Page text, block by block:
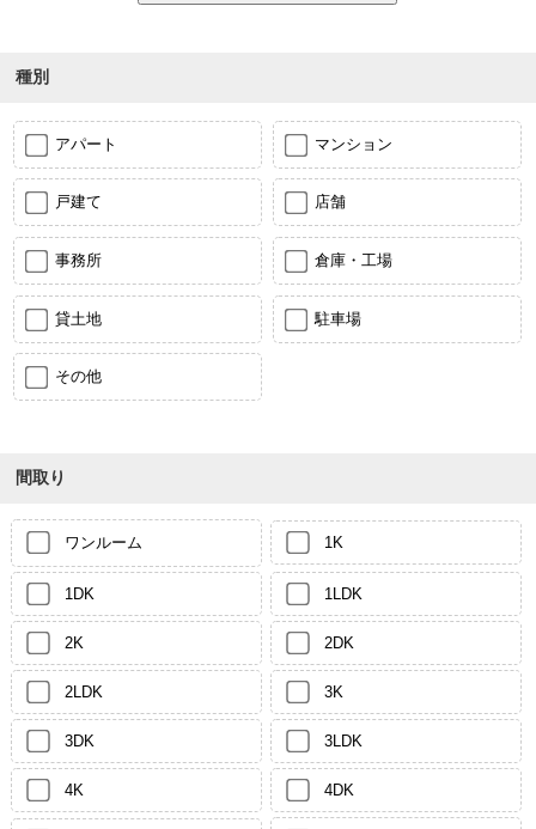
種別
アパート マンション
戸建て 店舗
事務所 倉庫・工場
貸土地 駐車場
その他
間取り
ワンルーム 1K
1DK 1LDK
2K 2DK
2LDK 3K
3DK 3LDK
4K 4DK